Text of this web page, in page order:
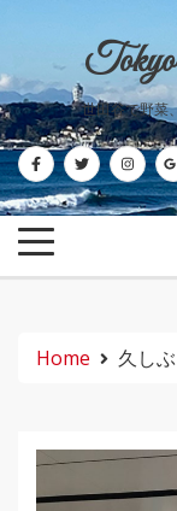
content
世田谷で野菜
Home 久し